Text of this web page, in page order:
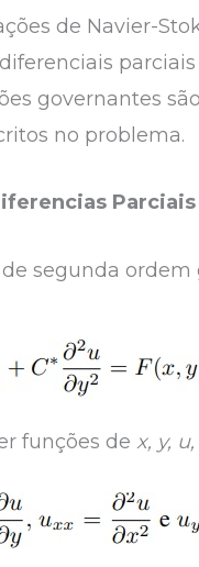
de Navier-
governantes
no problema.
Parciais
segunda ordem
funções dex, y,